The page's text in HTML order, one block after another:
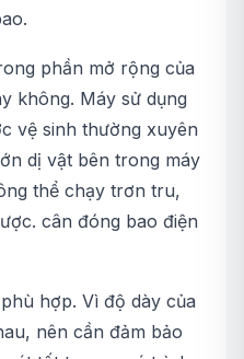
phần mở rộng của
không. Máy sử dụng
vệ sinh thường xuyên
dị vật bên trong máy
thể chạy trơn tru,
cân đóng bao điện
hợp. Vì độ dày của
nên cần đảm bảo